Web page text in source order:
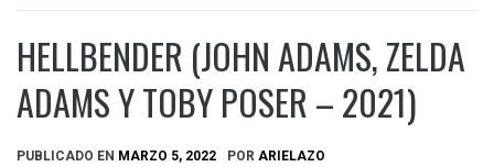
HELLBENDER (JOHN ADAMS, ZELDA
ADAMS Y TOBY POSER – 2021)
PUBLICADO EN MARZO 5, 2022 POR ARIELAZO